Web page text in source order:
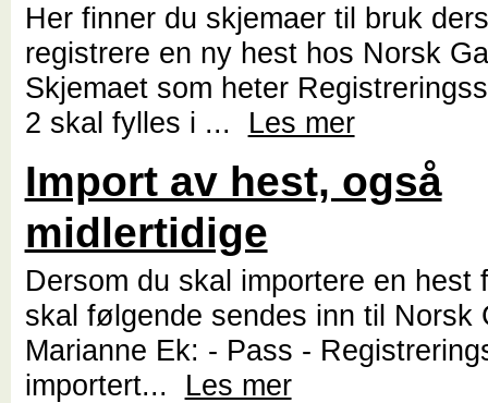
Her finner du skjemaer til bruk
registrere en ny hest hos Norsk
Skjemaet som heter
2 skal fylles i ... Les mer
Import av hest, også
midlertidige
Dersom du skal importere en hest
skal følgende sendes inn til Norsk
Marianne Ek: - Pass -
importert... Les mer